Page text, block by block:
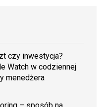
czy inwestycja?
Watch w codziennej
menedżera